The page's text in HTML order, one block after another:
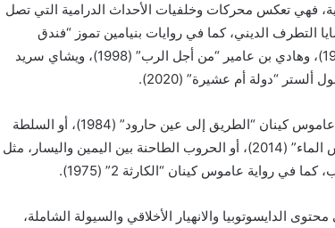
فهي تعكس محركات وخلفيات الأحداث الدرامية التي تصل
الديني، كما في روايات بنيامين تموز “فندق
يرمياهو” (1984)، وإسحق بن نير “الملائكة قادمون” (1987)، وهادي بن عامير “من أجل الرب” (1998)، ويشاي سريد
كما تعالج بعض الروايات السلطوية العسكرية، مثل رواية عاموس كينان “الطريق إلى عين حارود” (1984)، أو السلطة
الأيديولوجية الغاشمة، كما في رواية آساف جفرون “هوس الماء” (2014)، أو الحروب الطاحنة بين اليمين واليسار، مثل
سرنا، الصادرة في 2014، تركز على محتوى الدايسوتوبيا والانهيار الأخلاقي والسيولة الشاملة،